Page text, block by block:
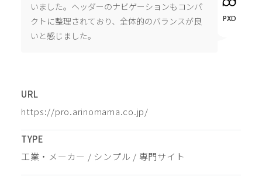
いました。ヘッダーのナビゲーションもコンパ
クトに整理されており、全体的のバランスが良
いと感じました。
PXD
URL
https://pro.arinomama.co.jp/
TYPE
工業・メーカー / シンプル / 専門サイト